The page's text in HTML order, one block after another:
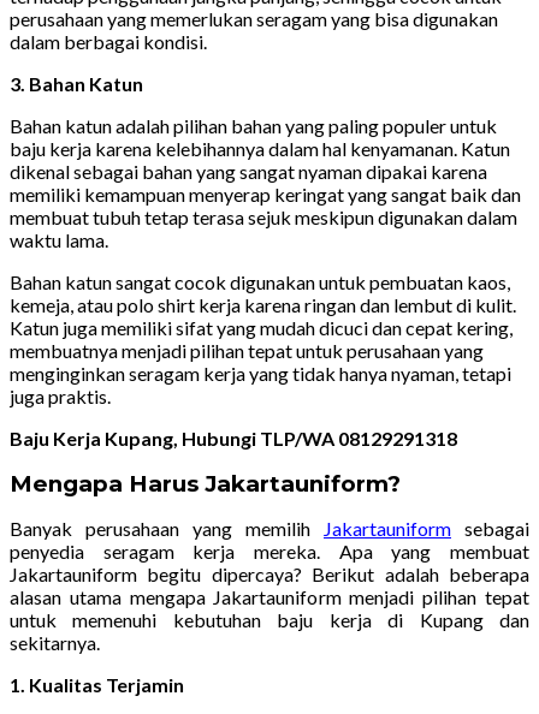
perusahaan yang memerlukan seragam yang bisa digunakan
dalam berbagai kondisi.
3. Bahan Katun
Bahan katun adalah pilihan bahan yang paling populer untuk
baju kerja karena kelebihannya dalam hal kenyamanan. Katun
dikenal sebagai bahan yang sangat nyaman dipakai karena
memiliki kemampuan menyerap keringat yang sangat baik dan
membuat tubuh tetap terasa sejuk meskipun digunakan dalam
waktu lama.
Bahan katun sangat cocok digunakan untuk pembuatan kaos,
kemeja, atau polo shirt kerja karena ringan dan lembut di kulit.
Katun juga memiliki sifat yang mudah dicuci dan cepat kering,
membuatnya menjadi pilihan tepat untuk perusahaan yang
menginginkan seragam kerja yang tidak hanya nyaman, tetapi
juga praktis.
Baju Kerja Kupang, Hubungi TLP/WA 08129291318
Mengapa Harus Jakartauniform?
Banyak perusahaan yang memilih Jakartauniform sebagai
penyedia seragam kerja mereka. Apa yang membuat
Jakartauniform begitu dipercaya? Berikut adalah beberapa
alasan utama mengapa Jakartauniform menjadi pilihan tepat
untuk memenuhi kebutuhan baju kerja di Kupang dan
sekitarnya.
1. Kualitas Terjamin